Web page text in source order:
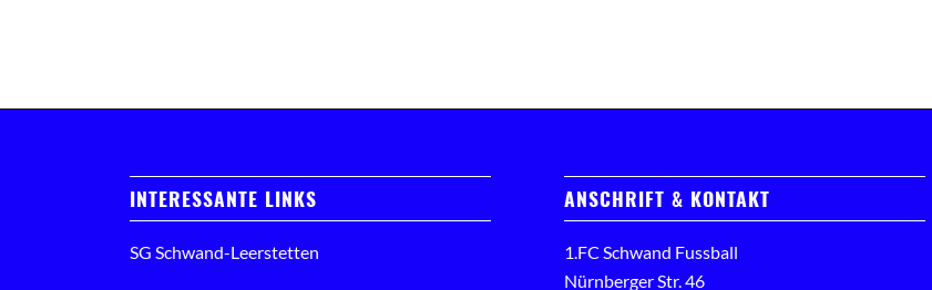
INTERESSANTE LINKS
SG Schwand-Leerstetten
ANSCHRIFT & KONTAKT
1.FC Schwand Fussball
Nürnberger Str. 46